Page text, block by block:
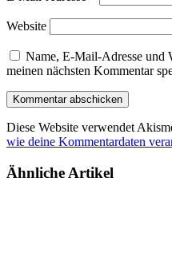
Website
Name, E-Mail-Adresse und
meinen nächsten Kommentar
Diese Website verwendet
wie deine Kommentardaten
Ähnliche Artikel